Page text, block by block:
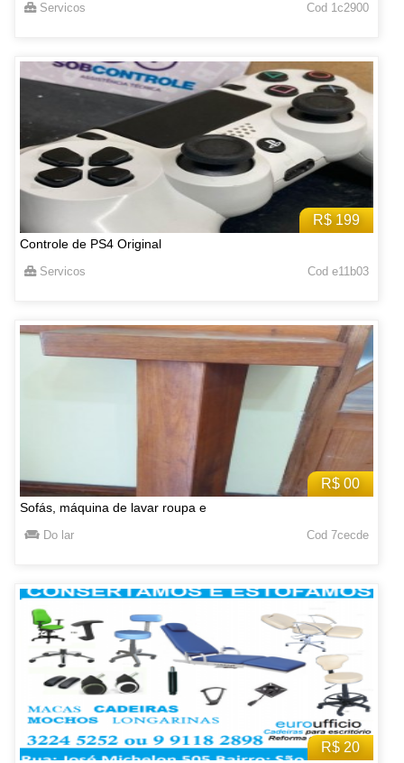
Servicos Cod 1c2900
R$ 199
Controle de PS4 Original
Servicos Cod e11b03
R$ 00
Sofás, máquina de lavar roupa e
Do lar Cod 7cecde
R$ 20